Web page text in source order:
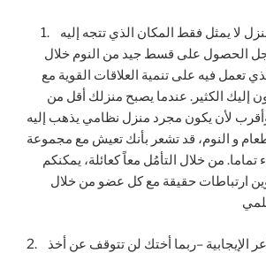
1. تقوية العلاقات – المنزل لا يمثل فقط المكان الذي تتجه إليه
الحصول على قسط جيد من النوم خلال
تعمل فيه على تنمية العلاقات القوية مع
إليك الكثير. عندما يصبح منزلك أقل من
لأن يكون مجرد منزل نظامي يذهب إليه
و النوم، قد تشعر بأنك تعيش مع مجموعة
من خلال التأمُل معاً كعائلة، يمكنكم
ارتباطات حقيقة مع كل عضو من خلال
2. تشجيع تدفق المشاعر الإيجابية –ربما أختك لن تتوقف عن أخذ